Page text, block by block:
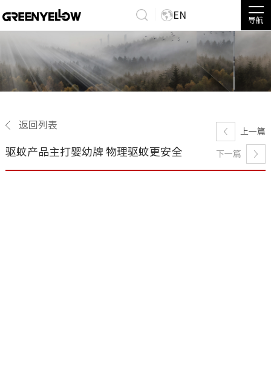
EN
导航
返回列表
驱蚊产品主打婴幼牌 物理驱蚊更安全
上一篇
下一篇